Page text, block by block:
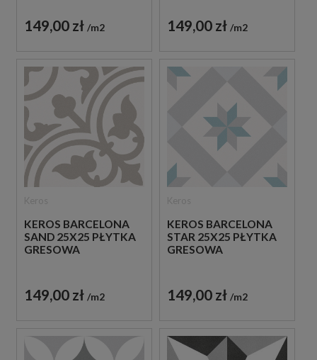
149,00 zł m2 149,00 zł m2
KEROS BARCELONA
SAND 25X25 PŁYTKA
GRESOWA
149,00 zł m2
KEROS BARCELONA
STAR 25X25 PŁYTKA
GRESOWA
149,00 zł m2